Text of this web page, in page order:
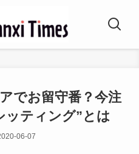
でお留守番？今注
ッティング”とは
06-07